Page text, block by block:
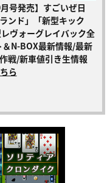
号発売】すごいぜ日
ンド」「新型キック
ヴォーグレイバック全
N-BOX最新情報/最新
戦/新車値引き生情報
ら